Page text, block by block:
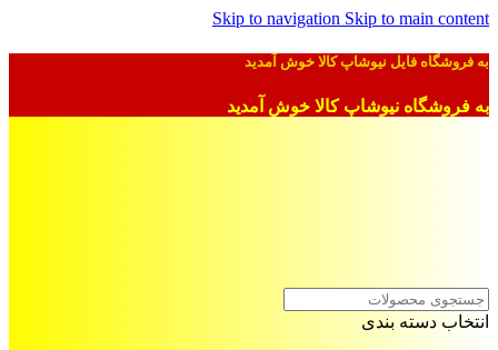
Skip to navigation Skip to main content
به فروشگاه فایل نیوشاپ کالا خوش آمدید
به فروشگاه نیوشاپ کالا خوش آمدید
انتخاب دسته بندی